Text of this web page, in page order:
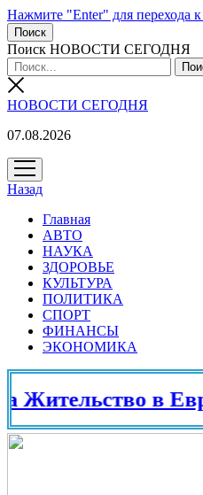
Нажмите "Enter" для перехода
Поиск
Поиск НОВОСТИ СЕГОДНЯ
НОВОСТИ СЕГОДНЯ
07.08.2026
открыть
меню
Назад
Главная
АВТО
НАУКА
ЗДОРОВЬЕ
КУЛЬТУРА
ПОЛИТИКА
СПОРТ
ФИНАНСЫ
ЭКОНОМИКА
в